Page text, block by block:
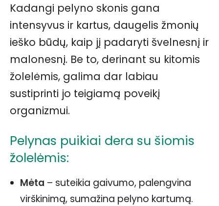
Kadangi pelyno skonis gana
intensyvus ir kartus, daugelis žmonių
ieško būdų, kaip jį padaryti švelnesnį ir
malonesnį. Be to, derinant su kitomis
žolelėmis, galima dar labiau
sustiprinti jo teigiamą poveikį
organizmui.
Pelynas puikiai dera su šiomis
žolelėmis:
Mėta – suteikia gaivumo, palengvina
virškinimą, sumažina pelyno kartumą.